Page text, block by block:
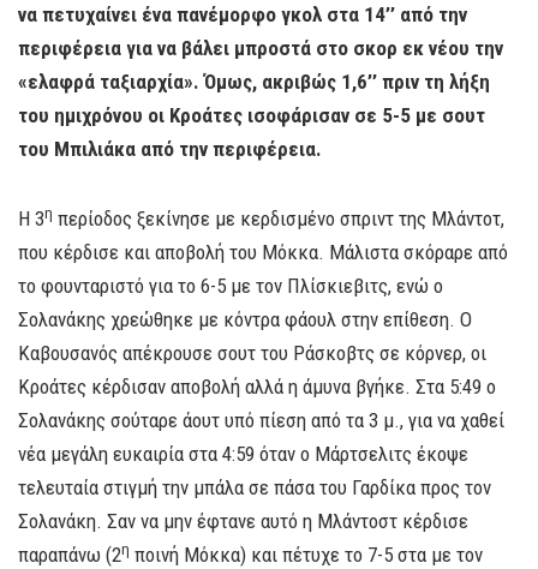
να πετυχαίνει ένα πανέμορφο γκολ στα 14’’ από την
περιφέρεια για να βάλει μπροστά στο σκορ εκ νέου την
«ελαφρά ταξιαρχία». Όμως, ακριβώς 1,6’’ πριν τη λήξη
του ημιχρόνου οι Κροάτες ισοφάρισαν σε 5-5 με σουτ
του Μπιλιάκα από την περιφέρεια.
H 3η περίοδος ξεκίνησε με κερδισμένο σπριντ της Μλάντοτ,
που κέρδισε και αποβολή του Μόκκα. Μάλιστα σκόραρε από
το φουνταριστό για το 6-5 με τον Πλίσκιεβιτς, ενώ ο
Σολανάκης χρεώθηκε με κόντρα φάουλ στην επίθεση. Ο
Καβουσανός απέκρουσε σουτ του Ράσκοβτς σε κόρνερ, οι
Κροάτες κέρδισαν αποβολή αλλά η άμυνα βγήκε. Στα 5:49 ο
Σολανάκης σούταρε άουτ υπό πίεση από τα 3 μ., για να χαθεί
νέα μεγάλη ευκαιρία στα 4:59 όταν ο Μάρτσελιτς έκοψε
τελευταία στιγμή την μπάλα σε πάσα του Γαρδίκα προς τον
Σολανάκη. Σαν να μην έφτανε αυτό η Μλάντοστ κέρδισε
παραπάνω (2η ποινή Μόκκα) και πέτυχε το 7-5 στα με τον